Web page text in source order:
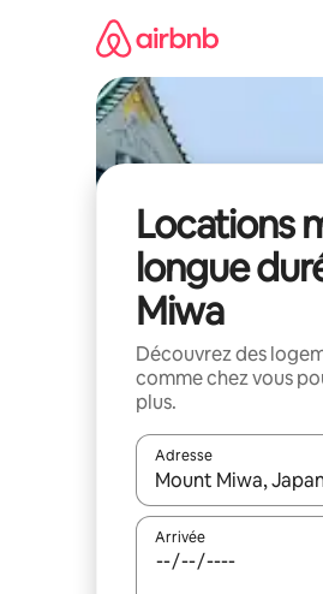
Locations
longue
Miwa
Découvrez des
comme chez vous
plus.
Adresse
Lorsque les résultats
Arrivée